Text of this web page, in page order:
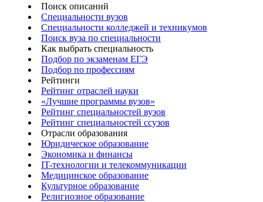
Поиск описаний
Специальности вузов
Специальности колледжей и техникумов
Поиск вуза по специальности
Как выбрать специальность
Подбор по экзаменам ЕГЭ
Подбор по профессиям
Рейтинги
Рейтинг отраслей науки
«Лучшие программы вузов»
Рейтинг специальностей вузов
Рейтинг специальностей ссузов
Отрасли образования
Юридическое образование
Экономика и финансы
IT-технологии и телекоммуникации
Медицинское образование
Культурное образование
Религиозное образование